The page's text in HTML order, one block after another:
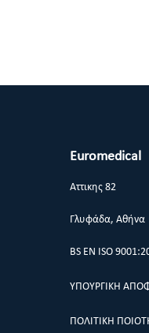
Euromedical
Αττικης 82
Γλυφάδα, Αθήνα
BS EN ISO
ΥΠΟΥΡΓΙΚΗ
ΠΟΛΙΤΙΚΗ